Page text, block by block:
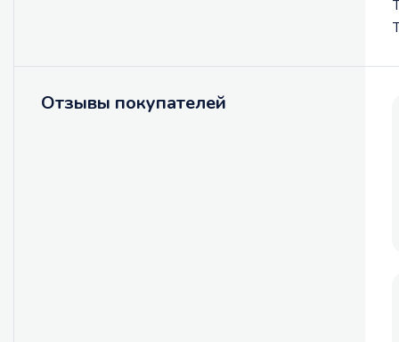
Отзывы покупателей